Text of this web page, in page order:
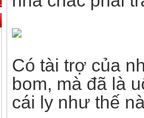
Có tài trợ của
bom, mà đã là
cái ly như thế